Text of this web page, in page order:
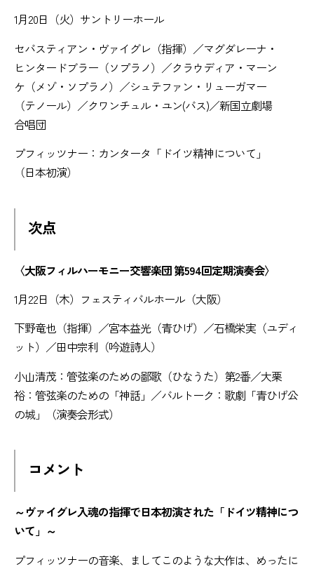
1月20日（火）サントリーホール
セバスティアン・ヴァイグレ（指揮）／マグダレーナ・
ヒンタードブラー（ソプラノ）／クラウディア・マーン
ケ（メゾ・ソプラノ）／シュテファン・リューガマー
（テノール）／クワンチュル・ユン(バス)／新国立劇場
合唱団
プフィッツナー：カンタータ「ドイツ精神について」
（日本初演）
次点
〈大阪フィルハーモニー交響楽団 第594回定期演奏会〉
1月22日（木）フェスティバルホール（大阪）
下野竜也（指揮）／宮本益光（青ひげ）／石橋栄実（ユディ
ット）／田中宗利（吟遊詩人）
小山清茂：管弦楽のための鄙歌（ひなうた）第2番／大栗
裕：管弦楽のための「神話」／バルトーク：歌劇「青ひげ公
の城」（演奏会形式）
コメント
～ヴァイグレ入魂の指揮で日本初演された「ドイツ精神につ
いて」～
プフィッツナーの音楽、ましてこのような大作は、めったに